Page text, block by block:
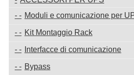
Moduli e comunicazione per
Kit Montaggio Rack
Interfacce di comunicazione
Bypass